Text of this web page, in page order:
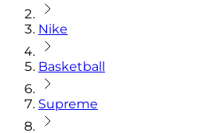
Nike
Basketball
Supreme